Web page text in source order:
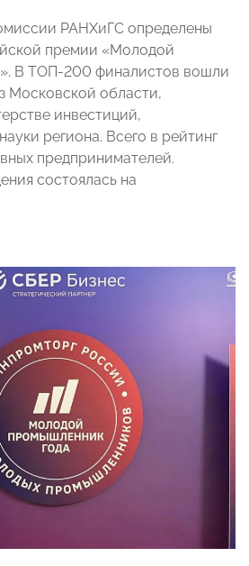
РАНХиГС определены
премии «Молодой
В ТОП-200 финалистов вошли
Московской области,
инвестиций,
региона. Всего в рейтинг
предпринимателей.
состоялась на